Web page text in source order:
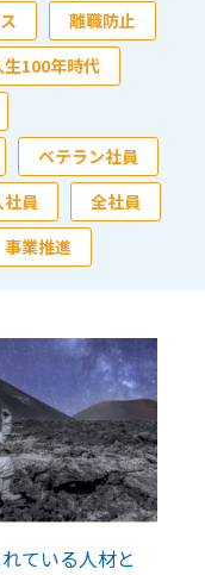
離職防止
生100年時代
ベテラン社員
員
全社員
事業推進
ている人材と